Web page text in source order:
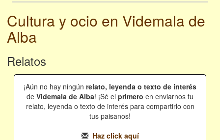
Cultura y ocio en Videmala de
Alba
Relatos
¡Aún no hay ningún relato, leyenda o texto de interés
de Videmala de Alba! ¡Sé el primero en enviarnos tu
relato, leyenda o texto de interés para compartirlo con
tus paisanos!
Haz click aquí